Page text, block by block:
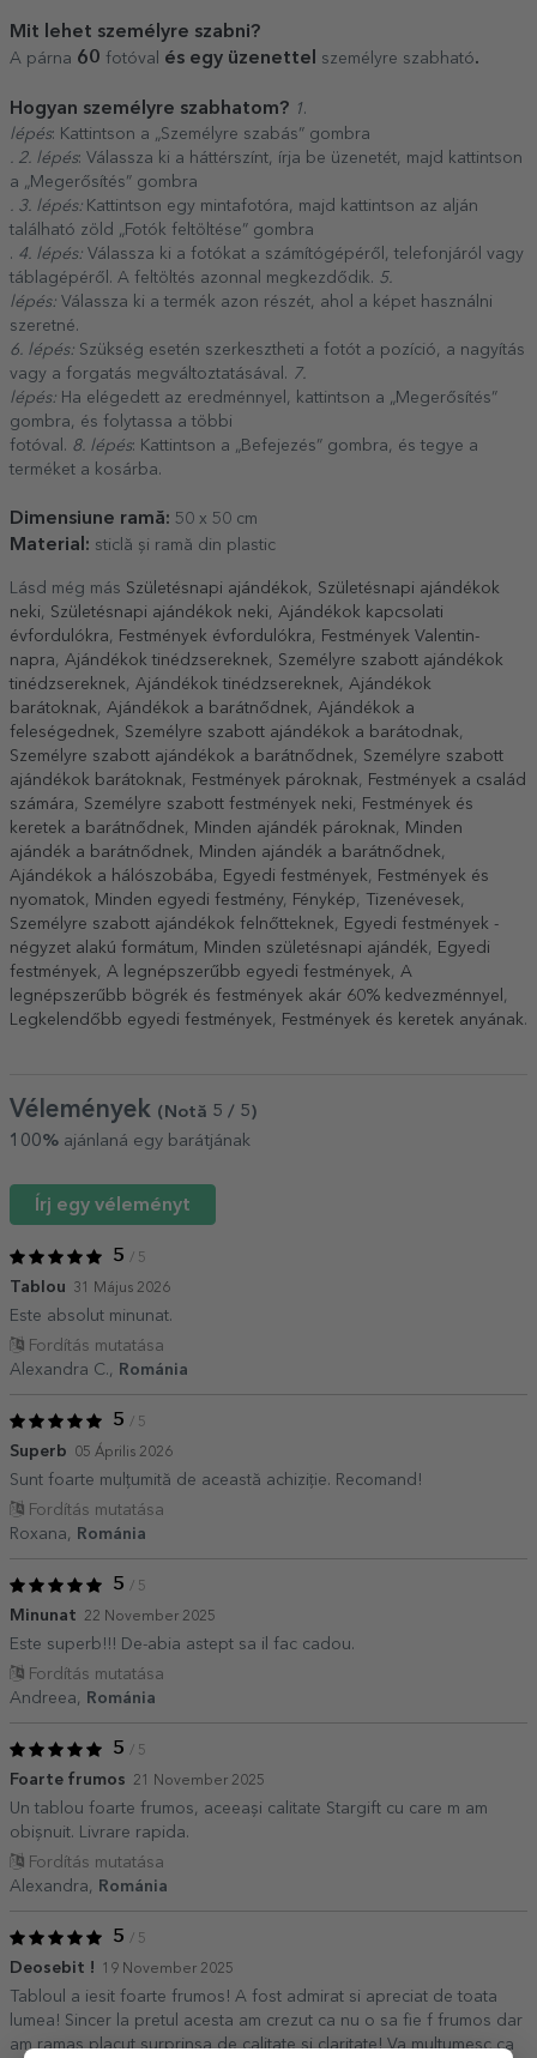
Mit lehet személyre szabni?
A párna 60 fotóval és egy üzenettel személyre szabható.
Hogyan személyre szabhatom? 1.
lépés: Kattintson a „Személyre szabás” gombra
. 2. lépés: Válassza ki a háttérszínt, írja be üzenetét, majd kattintson
a „Megerősítés” gombra
. 3. lépés: Kattintson egy mintafotóra, majd kattintson az alján
található zöld „Fotók feltöltése” gombra
. 4. lépés: Válassza ki a fotókat a számítógépéről, telefonjáról vagy
táblagépéről. A feltöltés azonnal megkezdődik. 5.
lépés: Válassza ki a termék azon részét, ahol a képet használni
szeretné.
6. lépés: Szükség esetén szerkesztheti a fotót a pozíció, a nagyítás
vagy a forgatás megváltoztatásával. 7.
lépés: Ha elégedett az eredménnyel, kattintson a „Megerősítés”
gombra, és folytassa a többi
fotóval. 8. lépés: Kattintson a „Befejezés” gombra, és tegye a
terméket a kosárba.
Dimensiune ramă: 50 x 50 cm
Material: sticlă și ramă din plastic
Lásd még más Születésnapi ajándékok, Születésnapi ajándékok
neki, Születésnapi ajándékok neki, Ajándékok kapcsolati
évfordulókra, Festmények évfordulókra, Festmények Valentin-
napra, Ajándékok tinédzsereknek, Személyre szabott ajándékok
tinédzsereknek, Ajándékok tinédzsereknek, Ajándékok
barátoknak, Ajándékok a barátnődnek, Ajándékok a
feleségednek, Személyre szabott ajándékok a barátodnak,
Személyre szabott ajándékok a barátnődnek, Személyre szabott
ajándékok barátoknak, Festmények pároknak, Festmények a család
számára, Személyre szabott festmények neki, Festmények és
keretek a barátnődnek, Minden ajándék pároknak, Minden
ajándék a barátnődnek, Minden ajándék a barátnődnek,
Ajándékok a hálószobába, Egyedi festmények, Festmények és
nyomatok, Minden egyedi festmény, Fénykép, Tizenévesek,
Személyre szabott ajándékok felnőtteknek, Egyedi festmények -
négyzet alakú formátum, Minden születésnapi ajándék, Egyedi
festmények, A legnépszerűbb egyedi festmények, A
legnépszerűbb bögrék és festmények akár 60% kedvezménnyel ,
Legkelendőbb egyedi festmények, Festmények és keretek anyának.
Vélemények (Notă 5 / 5 )
100% ajánlaná egy barátjának
Írj egy véleményt
5 / 5
Tablou 31 Május 2026
Este absolut minunat.
Fordítás mutatása
Alexandra C.,
Románia
5 / 5
Superb 05 Április 2026
Sunt foarte mulțumită de această achiziție. Recomand!
Fordítás mutatása
Roxana,
Románia
5 / 5
Minunat 22 November 2025
Este superb!!! De-abia astept sa il fac cadou.
Fordítás mutatása
Andreea,
Románia
5 / 5
Foarte frumos 21 November 2025
Un tablou foarte frumos, aceeași calitate Stargift cu care m am
obișnuit. Livrare rapida.
Fordítás mutatása
Alexandra,
Románia
5 / 5
Deosebit ! 19 November 2025
Tabloul a iesit foarte frumos! A fost admirat si apreciat de toata
lumea! Sincer la pretul acesta am crezut ca nu o sa fie f frumos dar
am ramas placut surprinsa de calitate si claritate! Va multumesc ca